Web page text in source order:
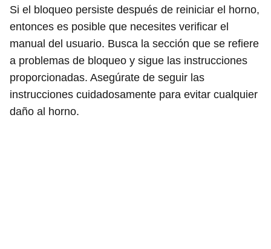
Si el bloqueo persiste después de reiniciar el horno,
entonces es posible que necesites verificar el
manual del usuario. Busca la sección que se refiere
a problemas de bloqueo y sigue las instrucciones
proporcionadas. Asegúrate de seguir las
instrucciones cuidadosamente para evitar cualquier
daño al horno.